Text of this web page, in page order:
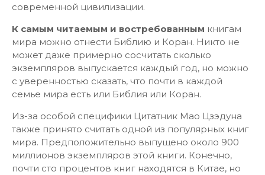
современной цивилизации.
К самым читаемым и востребованным книгам
мира можно отнести Библию и Коран. Никто не
может даже примерно сосчитать сколько
экземпляров выпускается каждый год, но можно
с уверенностью сказать, что почти в каждой
семье мира есть или Библия или Коран.
Из-за особой специфики Цитатник Мао Цзэдуна
также принято считать одной из популярных книг
мира. Предположительно выпущено около 900
миллионов экземпляров этой книги. Конечно,
почти сто процентов книг находятся в Китае, но